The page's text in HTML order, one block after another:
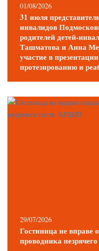
01/08/2026
31 июля
инвалидов
родителей детей-
Ташматова и Анна
участие в
протезированию и
29/07/2026
Гостиница не вправе
проводника незрячего